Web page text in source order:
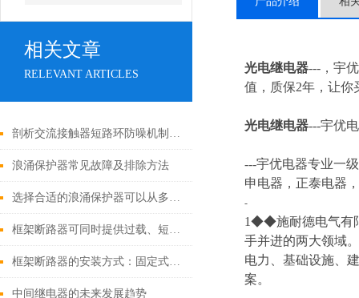
相关文章
RELEVANT ARTICLES
剖析交流接触器短路环防噪机制与电气安全操作红线
浪涌保护器常见故障及排除方法
选择合适的浪涌保护器可以从多个角度探讨
框架断路器可同时提供过载、短路、漏电保护功能
框架断路器的安装方式：固定式，插入式，抽出式
中间继电器的未来发展趋势
光电继电器---，宇
值，质保2年，让你
光电继电器---宇优
---宇优电器专业一
申电器，正泰电器
-
1◆◆施耐德电气有
手并进的两大领域
电力、基础设施、
案。